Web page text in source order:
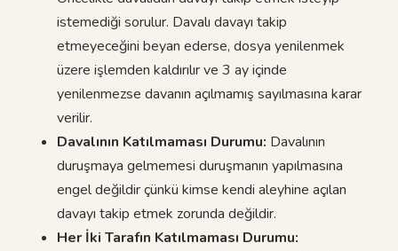
istemediği sorulur. Davalı davayı takip
etmeyeceğini beyan ederse, dosya yenilenmek
üzere işlemden kaldırılır ve 3 ay içinde
yenilenmezse davanın açılmamış sayılmasına karar
verilir.
Davalının Katılmaması Durumu: Davalının
duruşmaya gelmemesi duruşmanın yapılmasına
engel değildir çünkü kimse kendi aleyhine açılan
davayı takip etmek zorunda değildir.
Her İki Tarafın Katılmaması Durumu: